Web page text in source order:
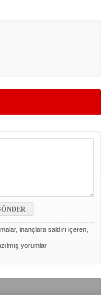
inançlara saldırı içeren,
yorumlar